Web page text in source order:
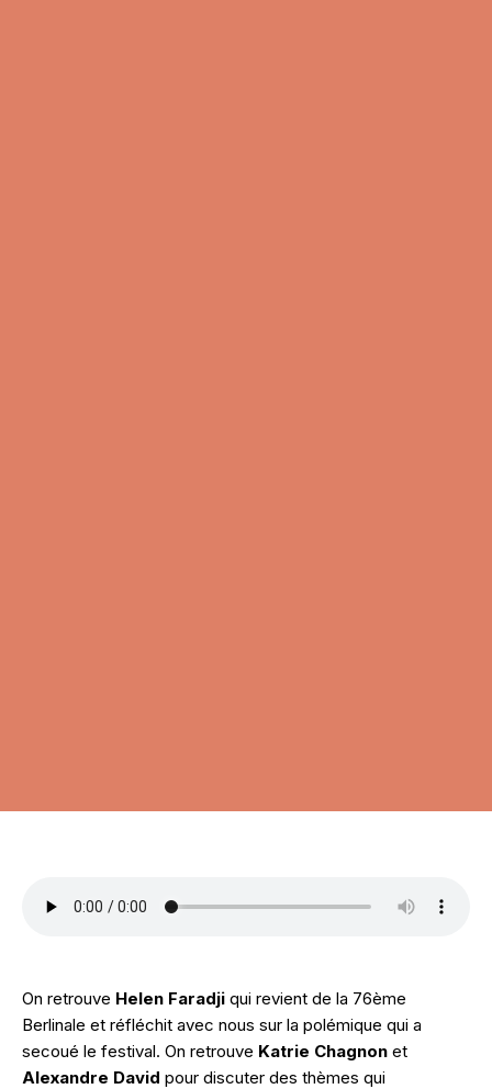
On retrouve Helen Faradji qui revient de la 76ème
Berlinale et réfléchit avec nous sur la polémique qui a
secoué le festival. On retrouve Katrie Chagnon et
Alexandre David pour discuter des thèmes qui